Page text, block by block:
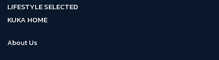
LIFESTYLE SELECTED
KUKA HOME
About Us